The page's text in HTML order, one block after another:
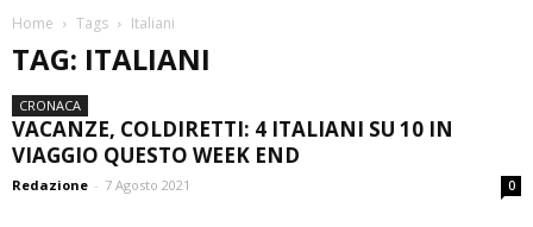
Home Tags Italiani
TAG: ITALIANI
CRONACA
VACANZE, COLDIRETTI: 4 ITALIANI SU 10 IN
VIAGGIO QUESTO WEEK END
Redazione - 7 Agosto 2021 0